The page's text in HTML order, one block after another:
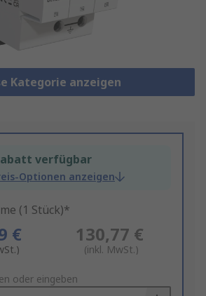
Kategorie anzeigen
verfügbar
Optionen anzeigen
(1 Stück)*
€ 130,77 €
(inkl. MwSt.)
oder eingeben